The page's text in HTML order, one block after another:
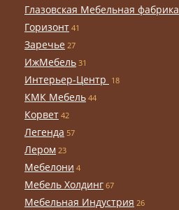
Глазовская Мебельная фабрика
Горизонт 41
Заречье 27
ИжМебель 31
Интерьер-Центр 18
КМК Мебель 44
Корвет 42
Легенда 57
Лером 23
Мебелони 4
Мебель Холдинг 67
Мебельная Индустрия 26